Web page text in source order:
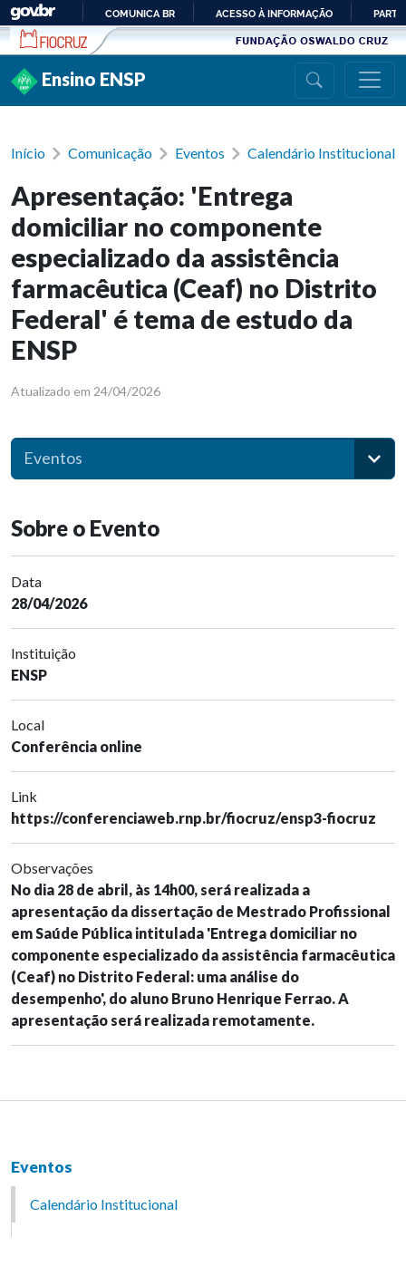
Ir para conteúdo
PARA
COMUNICA BR ACESSO À INFORMAÇÃO
Ensino ENSP
Início Comunicação Eventos Calendário Institucional
Apresentação: 'Entrega
domiciliar no componente
especializado da assistência
farmacêutica (Ceaf) no Distrito
Federal' é tema de estudo da
ENSP
Atualizado em 24/04/2026
Eventos
Sobre o Evento
Data
28/04/2026
Instituição
ENSP
Local
Conferência online
Link
https://conferenciaweb.rnp.br/fiocruz/ensp3-fiocruz
Observações
No dia 28 de abril, às 14h00, será realizada a
apresentação da dissertação de Mestrado Profissional
em Saúde Pública intitulada 'Entrega domiciliar no
componente especializado da assistência farmacêutica
(Ceaf) no Distrito Federal: uma análise do
desempenho', do aluno Bruno Henrique Ferrao. A
apresentação será realizada remotamente.
Eventos
Calendário Institucional